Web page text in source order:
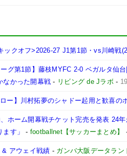
ックオフ>2026-27 J1第1節・vs川崎戦
ーグ第1節】藤枝MYFC 2-0 ベガルタ仙
なかった開幕戦 - リビング de Jラボ-
ロー】川村拓夢のシャドー起用と歓喜の
ホーム開幕戦チケット完売を発表 24
す」
- footballnet【サッカーまとめ】
& アウェイ戦績 - ガンバ大阪データラ